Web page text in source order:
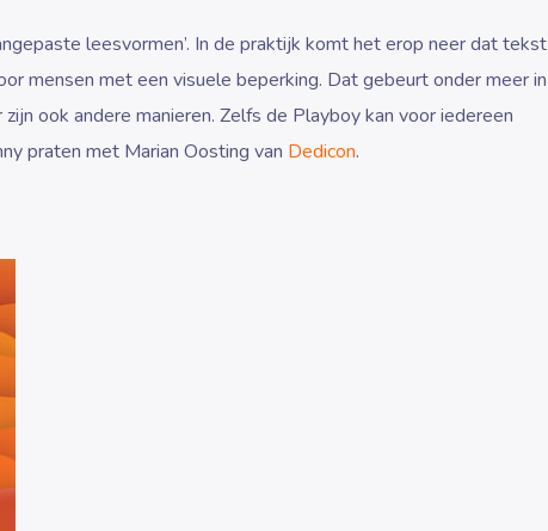
leesvormen’. In de praktijk komt het erop neer dat tekst
mensen met een visuele beperking. Dat gebeurt onder meer in
ook andere manieren. Zelfs de Playboy kan voor iedereen
praten met Marian Oosting van Dedicon.